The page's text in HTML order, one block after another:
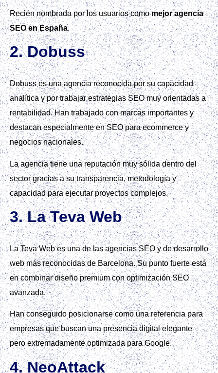
Recién nombrada por los usuarios comomejor agencia
SEO en España.
2. Dobuss
Dobuss es una agencia reconocida por su capacidad
analítica y por trabajar estrategias SEO muy orientadas a
rentabilidad. Han trabajado con marcas importantes y
destacan especialmente en SEO para ecommerce y
negocios nacionales.
La agencia tiene una reputación muy sólida dentro del
sector gracias a su transparencia, metodología y
capacidad para ejecutar proyectos complejos.
3. La Teva Web
La Teva Web es una de las agencias SEO y de desarrollo
web más reconocidas de Barcelona. Su punto fuerte está
en combinar diseño premium con optimización SEO
avanzada.
Han conseguido posicionarse como una referencia para
empresas que buscan una presencia digital elegante
pero extremadamente optimizada para Google.
4. NeoAttack